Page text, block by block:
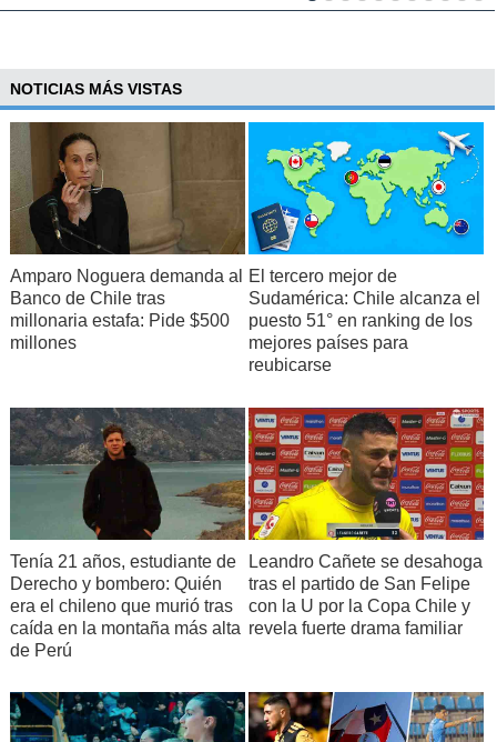
NOTICIAS MÁS VISTAS
Amparo Noguera demanda al
Banco de Chile tras
millonaria estafa: Pide $500
millones
El tercero mejor de
Sudamérica: Chile alcanza el
puesto 51° en ranking de los
mejores países para
reubicarse
Tenía 21 años, estudiante de
Derecho y bombero: Quién
era el chileno que murió tras
caída en la montaña más alta
de Perú
Leandro Cañete se desahoga
tras el partido de San Felipe
con la U por la Copa Chile y
revela fuerte drama familiar